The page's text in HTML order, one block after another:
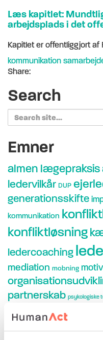
Læs kapitlet:
arbejdsplads i det
Kapitlet er offentliggjort af
kommunikation
Share:
Search
Search
for:
Emner
almen lægepraksis
ledervilkår DUP
generationsskifte
kommunikation
konfliktløsning
ledercoaching
mediation mobning
partnerskab psykologiske
samarbejde
supervision søren braskov